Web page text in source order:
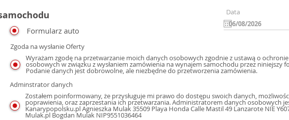
Formularz auto
Data
Zgoda na wysłanie Oferty
Wyrażam zgodę na przetwarzanie moich danych osobowych zgodnie z ustawą o
osobowych w związku z wysłaniem zamówienia na wynajem samochodu przez niniejszy
Podanie danych jest dobrowolne, ale niezbędne do przetworzenia zamówienia.
Adminstrator danych
Zostałem poinformowany, że przysługuje mi prawo do dostępu swoich danych,
poprawienia, oraz zaprzestania ich przetwarzania. Administratorem danych osobowych
Kanarypopolsku.pl Agnieszka Mulak 35509 Playa Honda Calle Mastil 49 Lanzarote NIE
Mulak.pl Bogdan Mulak NIP9551036464